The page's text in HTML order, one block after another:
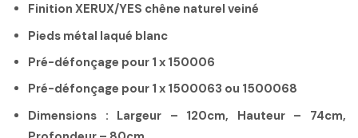
Finition XERUX/YES chêne naturel veiné
Pieds métal laqué blanc
Pré-défonçage pour 1 x 150006
Pré-défonçage pour 1 x 1500063 ou 1500068
Dimensions : Largeur – 120cm, Hauteur – 74cm,